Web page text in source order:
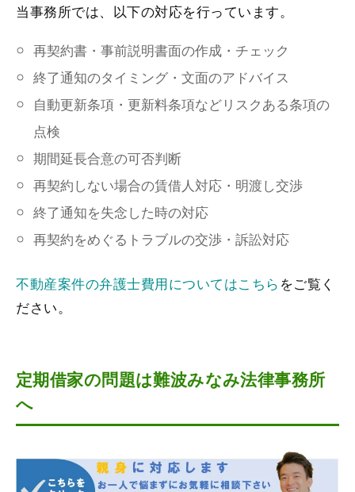
当事務所では、以下の対応を行っています。
再契約書・事前説明書面の作成・チェック
終了通知のタイミング・文面のアドバイス
自動更新条項・更新料条項などリスクある条項の
点検
期間延長合意の可否判断
再契約しない場合の賃借人対応・明渡し交渉
終了通知を失念した時の対応
再契約をめぐるトラブルの交渉・訴訟対応
不動産案件の弁護士費用についてはこちら をご覧く
ださい。
定期借家の問題は難波みなみ法律事務所
へ